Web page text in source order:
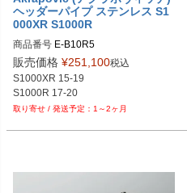
ヘッダーパイプ ステンレス S1
000XR S1000R
商品番号 E-B10R5
販売価格 ¥251,100税込
S1000XR 15-19
1～2ヶ月